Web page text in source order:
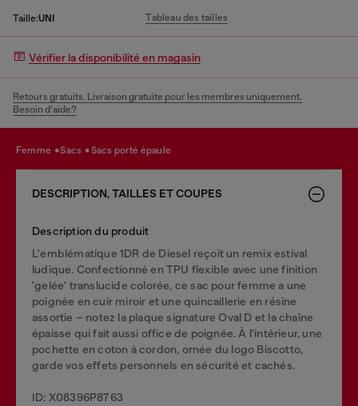
Taille:UNI Tableau des tailles
Vérifier la disponibilité en magasin
Retours gratuits. Livraison gratuite pour les membres uniquement.
Besoin d’aide?
femme sacs sacs porté épaule
DESCRIPTION, TAILLES ET COUPES
Description du produit
L'emblématique 1DR de Diesel reçoit un remix estival
ludique. Confectionné en TPU flexible avec une finition
'gelée' translucide colorée, ce sac pour femme a une
poignée en cuir miroir et une quincaillerie en résine
assortie – notez la plaque signature Oval D et la chaîne
épaisse qui fait aussi office de poignée. À l'intérieur, une
pochette en coton à cordon, ornée du logo Biscotto,
garde vos effets personnels en sécurité et cachés.
ID: X08396P8763